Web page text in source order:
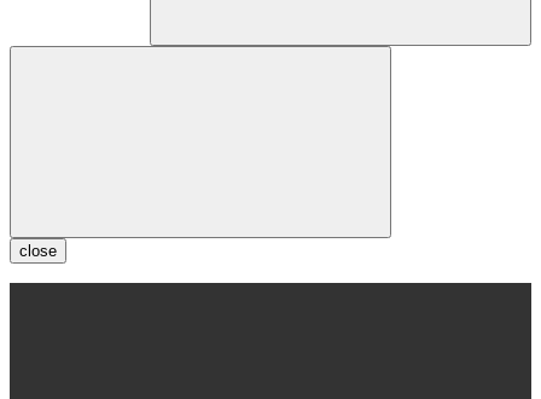
close